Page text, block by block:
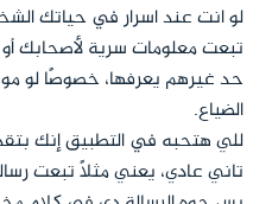
لو انت عند اسرار في حياتك
تبعت معلومات سرية لأصحابك
حد غيرهم يعرفها، خصوصًا لو
الضياع.
للي هتحبه في التطبيق إنك
تاني عادي، يعني مثلاً تبعت